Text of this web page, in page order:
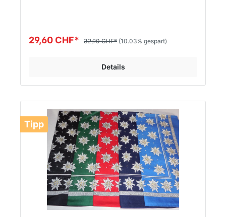
29,60 CHF* 32,90 CHF* (10.03% gespart)
Details
Tipp